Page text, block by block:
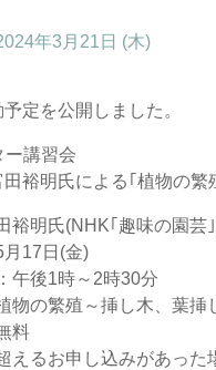
年3月21日 (木)
定を公開しました。
ー講習会
裕明氏による｢植物の繁
裕明氏(NHK｢趣味の園芸
月17日(金)
午後1時～2時30分
物の繁殖～挿し木、葉挿
料
えるお申し込みがあった